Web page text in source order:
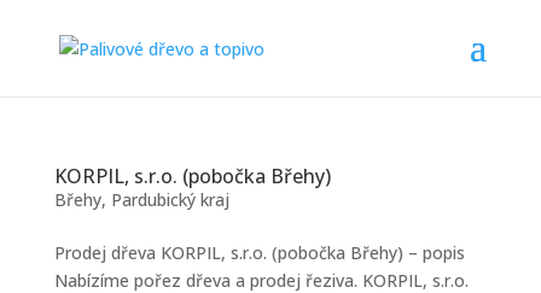
KORPIL, s.r.o. (pobočka Břehy)
Břehy, Pardubický kraj
Prodej dřeva KORPIL, s.r.o. (pobočka Břehy) – popis
Nabízíme pořez dřeva a prodej řeziva. KORPIL, s.r.o.